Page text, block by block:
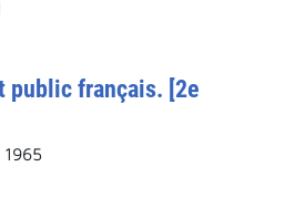
public français. [2e